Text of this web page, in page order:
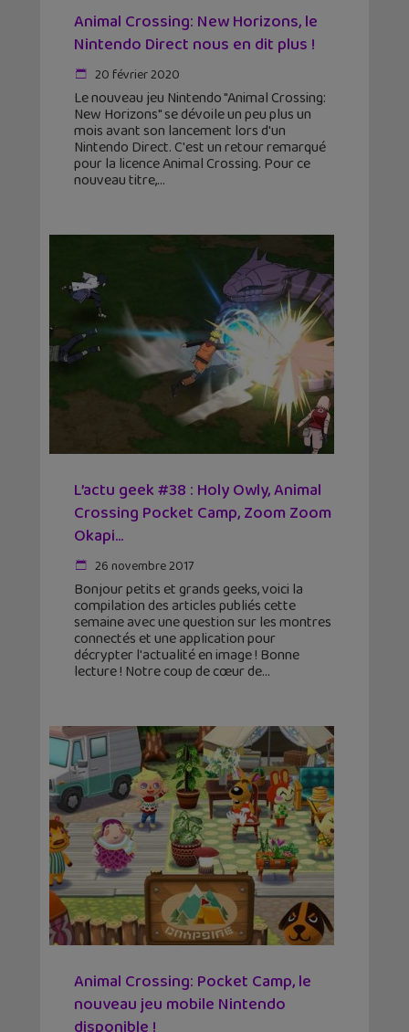
Animal Crossing: New Horizons, le
Nintendo Direct nous en dit plus !
20 février 2020
Le nouveau jeu Nintendo "Animal Crossing:
New Horizons" se dévoile un peu plus un
mois avant son lancement lors d'un
Nintendo Direct. C'est un retour remarqué
pour la licence Animal Crossing. Pour ce
nouveau titre,
L’actu geek #38 : Holy Owly, Animal
Crossing Pocket Camp, Zoom Zoom
Okapi…
26 novembre 2017
Bonjour petits et grands geeks, voici la
compilation des articles publiés cette
semaine avec une question sur les montres
connectés et une application pour
décrypter l'actualité en image ! Bonne
lecture ! Notre coup de cœur de
Animal Crossing: Pocket Camp, le
nouveau jeu mobile Nintendo